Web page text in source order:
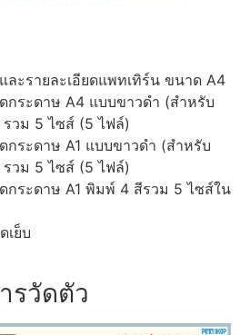
ละรายละเอียดแพทเทิร์น ขนาด A4
กระดาษ A4 แบบขาวดำ (สำหรับ
วม 5 ไซส์ (5 ไฟล์)
ระดาษ A1 แบบขาวดำ (สำหรับ
วม 5 ไซส์ (5 ไฟล์)
กระดาษ A1 พิมพ์ 4 สีรวม 5 ไซส์ใน
เย็บ
รวัดตัว